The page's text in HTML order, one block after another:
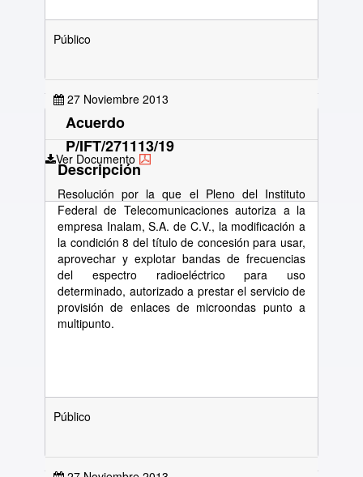
Público
27 Noviembre 2013
Ver Documento
Acuerdo
P/IFT/271113/19
Descripción
Resolución por la que el Pleno del Instituto
Federal de Telecomunicaciones autoriza a la
empresa Inalam, S.A. de C.V., la modificación a
la condición 8 del título de concesión para usar,
aprovechar y explotar bandas de frecuencias
del espectro radioeléctrico para uso
determinado, autorizado a prestar el servicio de
provisión de enlaces de microondas punto a
multipunto.
Público